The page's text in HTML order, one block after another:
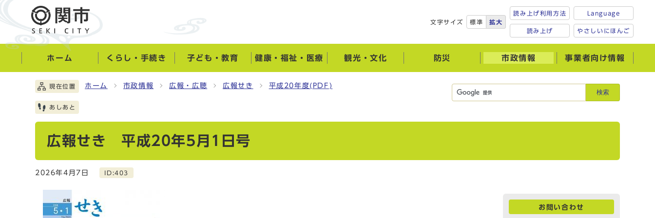
文字サイズ 標準 拡大
読み上げ利用方法
読み上げ
Language
やさしいにほんご
ホーム くらし・手続き 子ども・教育 健康・福祉・医療 観光・文化 防災 市政情報 事業者向け情報
検索
現在位置 ホーム 市政情報 広報・広聴 広報せき 平成20年度(PDF)
あしあと
広報せき 平成20年5月1日号
2026年4月7日 ID:403
お問い合わせ